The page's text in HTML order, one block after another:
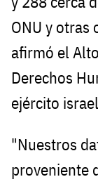
ONU y otras
afirmó el
Derechos
ejército
"Nuestros
proveniente